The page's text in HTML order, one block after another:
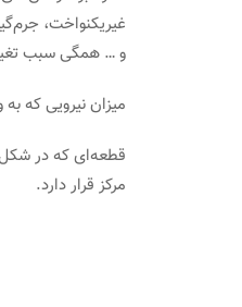
غیریکنواخت،
و … همگی سبب
میزان نیرویی که
مرکز قرار دارد.